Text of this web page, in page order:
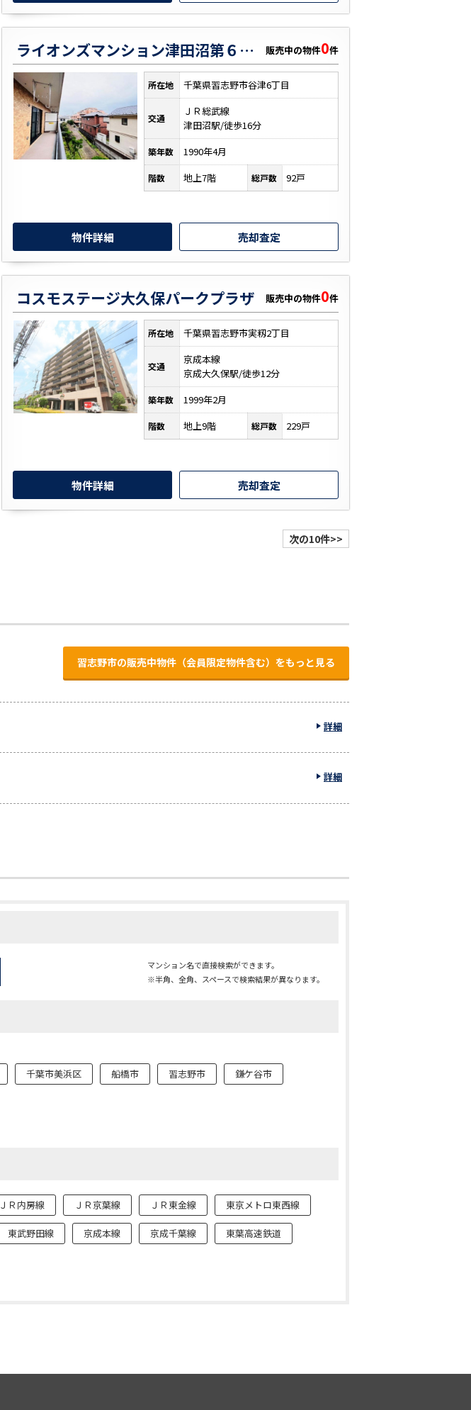
ライオンズマンション津田沼第６ ３０６号室 販売中の物件0件
所在地 千葉県習志野市谷津6丁目
交通
ＪＲ総武線
津田沼駅/徒歩16分
築年数 1990年4月
階数 地上7階 総戸数 92戸
物件詳細 売却査定
コスモステージ大久保パークプラザ 販売中の物件0件
所在地 千葉県習志野市実籾2丁目
交通
京成本線
京成大久保駅/徒歩12分
築年数 1999年2月
階数 地上9階 総戸数 229戸
物件詳細 売却査定
次の10件>>
習志野市の販売中物件（会員限定物件含む）をもっと見る
詳細
詳細
マンション名で直接検索ができます。
※半角、全角、スペースで検索結果が異なります。
千葉市美浜区 船橋市 習志野市 鎌ケ谷市
ＪＲ内房線 ＪＲ京葉線 ＪＲ東金線 東京メトロ東西線
東武野田線 京成本線 京成千葉線 東葉高速鉄道